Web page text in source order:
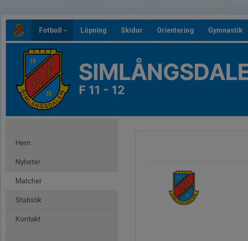
Fotboll Löpning Skidor Orientering Gymnastik
F 11 - 12
Hem
Nyheter
Matcher
Statistik
Kontakt